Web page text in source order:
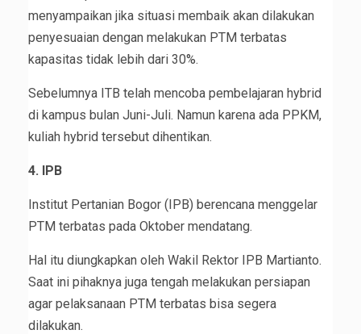
menyampaikan jika situasi membaik akan dilakukan
penyesuaian dengan melakukan PTM terbatas
kapasitas tidak lebih dari 30%.
Sebelumnya ITB telah mencoba pembelajaran hybrid
di kampus bulan Juni-Juli. Namun karena ada PPKM,
kuliah hybrid tersebut dihentikan.
4. IPB
Institut Pertanian Bogor (IPB) berencana menggelar
PTM terbatas pada Oktober mendatang.
Hal itu diungkapkan oleh Wakil Rektor IPB Martianto.
Saat ini pihaknya juga tengah melakukan persiapan
agar pelaksanaan PTM terbatas bisa segera
dilakukan.